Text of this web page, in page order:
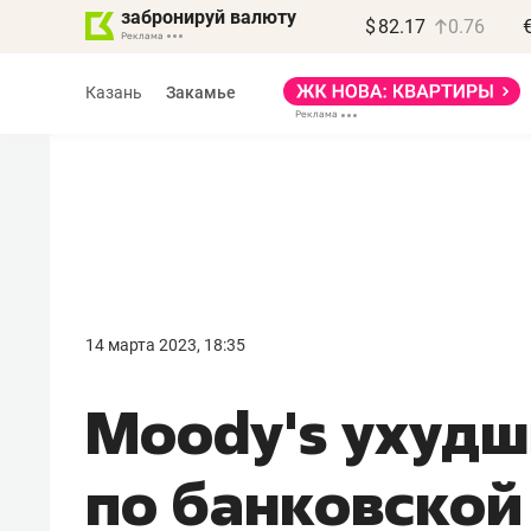
забронируй валюту $ 82.17 0.76
Казань Закамье
14 марта 2023, 18:35
Moody's
по
правил, бизнес может
потерять минимум